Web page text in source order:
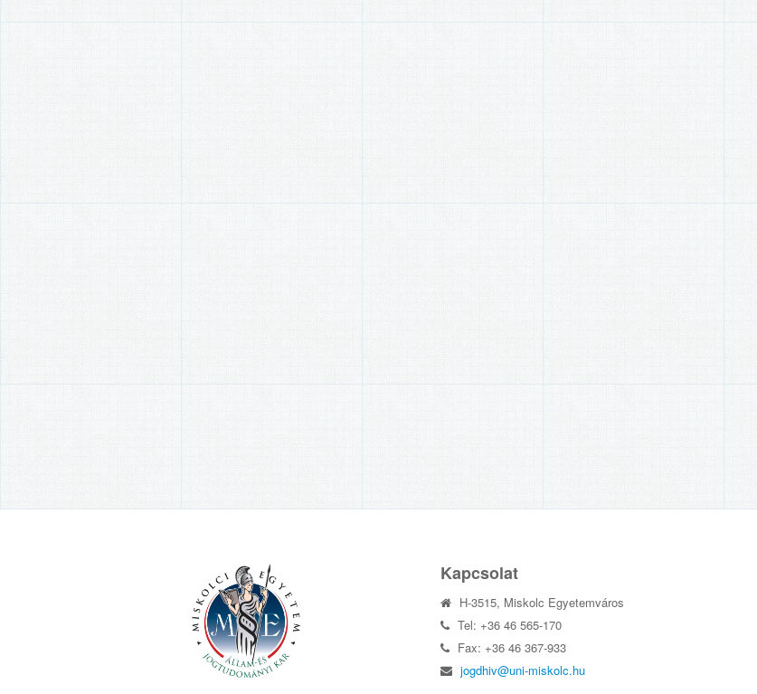
Kapcsolat
H-3515, Miskolc Egyetemváros
Tel: +36 46 565-170
Fax: +36 46 367-933
jogdhiv@uni-miskolc.hu